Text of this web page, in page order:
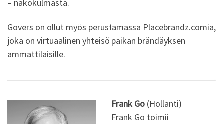
– näkökulmasta.
Govers on ollut myös perustamassa Placebrandz.comia,
joka on virtuaalinen yhteisö paikan brändäyksen
ammattilaisille.
Frank Go(Hollanti)
Frank Go toimii